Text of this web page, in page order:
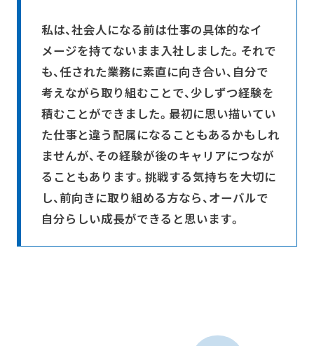
私は、社会人になる前は仕事の具体的なイ
メージを持てないまま入社しました。それで
も、任された業務に素直に向き合い、自分で
考えながら取り組むことで、少しずつ経験を
積むことができました。最初に思い描いてい
た仕事と違う配属になることもあるかもしれ
ませんが、その経験が後のキャリアにつなが
ることもあります。挑戦する気持ちを大切に
し、前向きに取り組める方なら、オーバルで
自分らしい成長ができると思います。